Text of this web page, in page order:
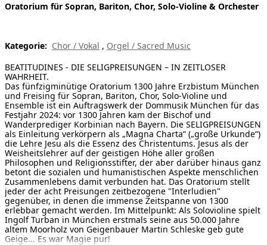
english
Oratorium für Sopran, Bariton, Chor, Solo-Violine & Orchester
Kategorie: Chor / Vokal , Orgel / Sacred Music
BEATITUDINES - DIE SELIGPREISUNGEN – IN ZEITLOSER
WAHRHEIT.
Das fünfzigminütige Oratorium 1300 Jahre Erzbistum München
und Freising für Sopran, Bariton, Chor, Solo-Violine und
Ensemble ist ein Auftragswerk der Dommusik München für das
Festjahr 2024: vor 1300 Jahren kam der Bischof und
Wanderprediger Korbinian nach Bayern. Die SELIGPREISUNGEN
als Einleitung verkörpern als „Magna Charta“ („große Urkunde“)
die Lehre Jesu als die Essenz des Christentums. Jesus als der
Weisheitslehrer auf der geistigen Höhe aller großen
Philosophen und Religionsstifter, der aber darüber hinaus ganz
betont die sozialen und humanistischen Aspekte menschlichen
Zusammenlebens damit verbunden hat. Das Oratorium stellt
jeder der acht Preisungen zeitbezogene "Interludien"
gegenüber, in denen die immense Zeitspanne von 1300
erlebbar gemacht werden. Im Mittelpunkt: Als Solovioline spielt
Ingolf Turban in München erstmals seine aus 50.000 Jahre
altem Moorholz von Geigenbauer Martin Schleske geb gute
Geige... Es war Magie pur!